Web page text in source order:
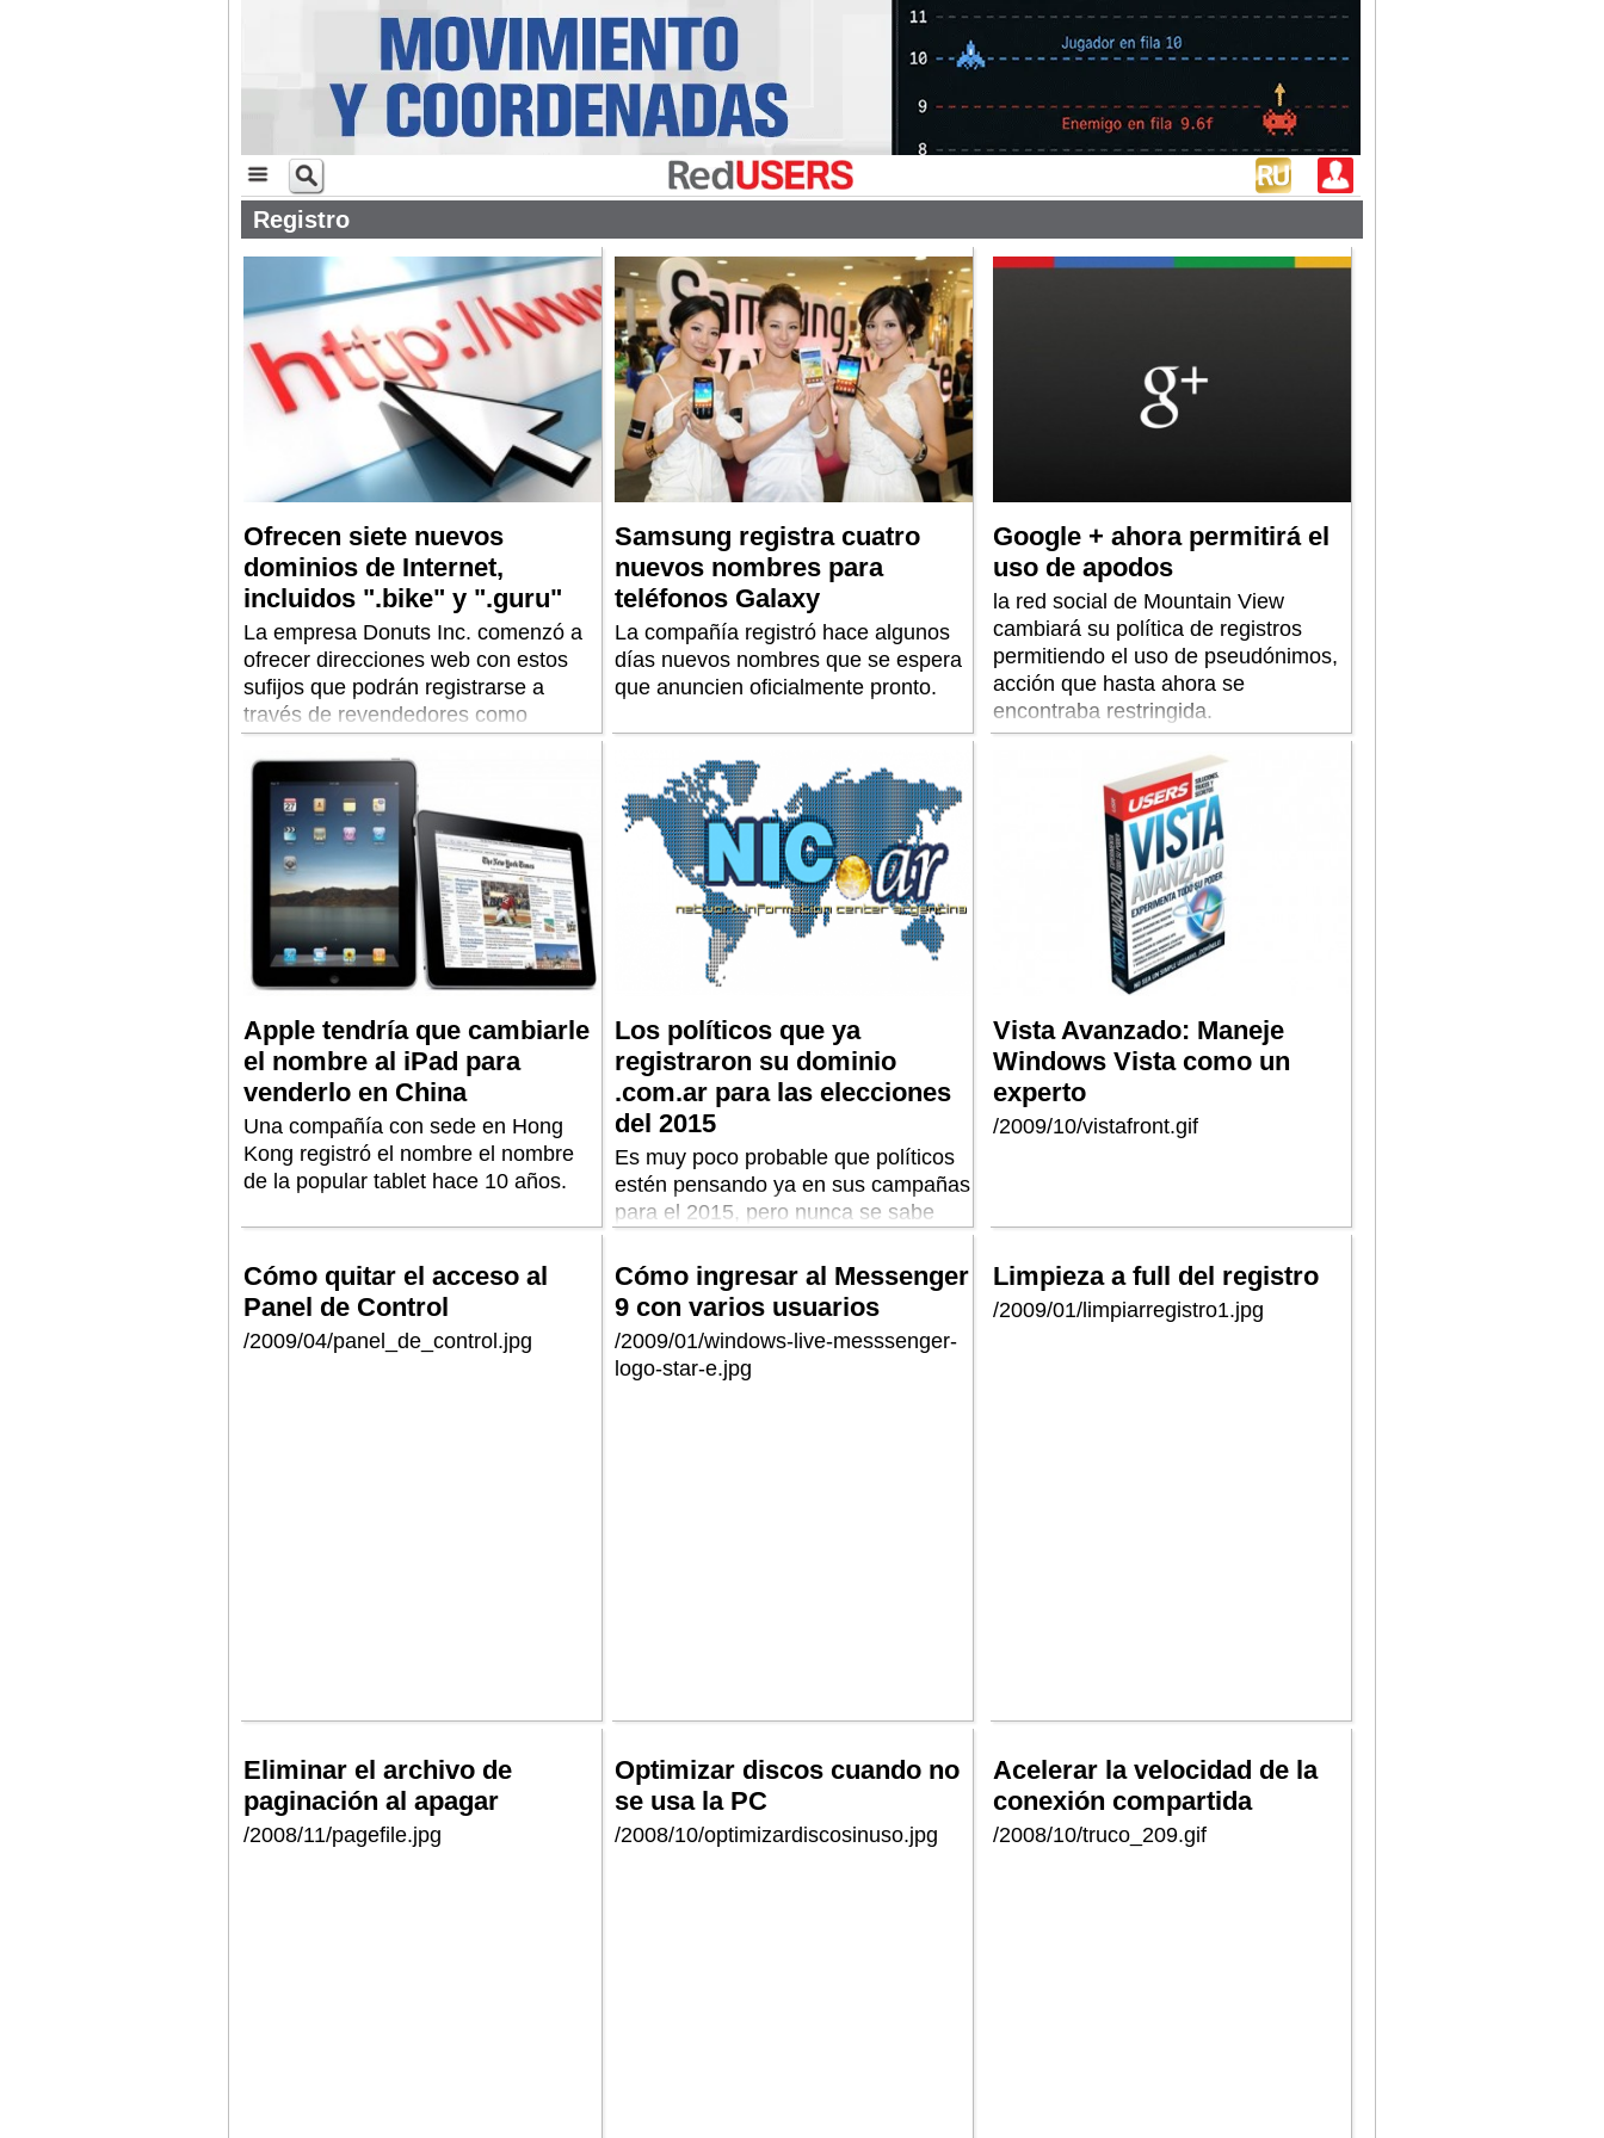
Registro
Ofrecen siete nuevos
dominios de Internet,
incluidos ".bike" y ".guru"
La empresa Donuts Inc. comenzó a
ofrecer direcciones web con estos
sufijos que podrán registrarse a
través de revendedores como
Samsung registra cuatro
nuevos nombres para
teléfonos Galaxy
La compañía registró hace algunos
días nuevos nombres que se espera
que anuncien oficialmente pronto.
Google + ahora permitirá el
uso de apodos
la red social de Mountain View
cambiará su política de registros
permitiendo el uso de pseudónimos,
acción que hasta ahora se
encontraba restringida.
Apple tendría que cambiarle
el nombre al iPad para
venderlo en China
Una compañía con sede en Hong
Kong registró el nombre el nombre
de la popular tablet hace 10 años.
Los políticos que ya
registraron su dominio
.com.ar para las elecciones
del 2015
Es muy poco probable que políticos
estén pensando ya en sus campañas
para el 2015, pero nunca se sabe
Vista Avanzado: Maneje
Windows Vista como un
experto
/2009/10/vistafront.gif
Cómo quitar el acceso al
Panel de Control
/2009/04/panel_de_control.jpg
Cómo ingresar al Messenger
9 con varios usuarios
/2009/01/windows-live-messsenger-
logo-star-e.jpg
Limpieza a full del registro
/2009/01/limpiarregistro1.jpg
Eliminar el archivo de
paginación al apagar
/2008/11/pagefile.jpg
Optimizar discos cuando no
se usa la PC
/2008/10/optimizardiscosinuso.jpg
Acelerar la velocidad de la
conexión compartida
/2008/10/truco_209.gif